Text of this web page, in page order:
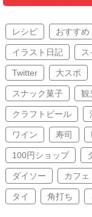
レシピ おすすめ
イラスト日記 ス
Twitter 大スポ
スナック菓子 観
クラフトビール
ワイン 寿司
100円ショップ
ダイソー カフェ
タイ 角打ち